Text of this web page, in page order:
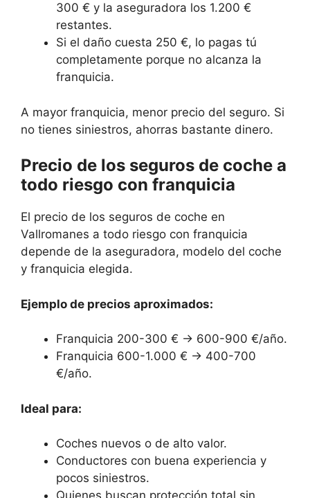
300 € y la aseguradora los 1.200 €
restantes.
Si el daño cuesta 250 €, lo pagas tú
completamente porque no alcanza la
franquicia.
A mayor franquicia, menor precio del seguro. Si
no tienes siniestros, ahorras bastante dinero.
Precio de los seguros de coche a
todo riesgo con franquicia
El precio de los seguros de coche en
Vallromanes a todo riesgo con franquicia
depende de la aseguradora, modelo del coche
y franquicia elegida.
Ejemplo de precios aproximados:
Franquicia 200-300 € → 600-900 €/año.
Franquicia 600-1.000 € → 400-700
€/año.
Ideal para:
Coches nuevos o de alto valor.
Conductores con buena experiencia y
pocos siniestros.